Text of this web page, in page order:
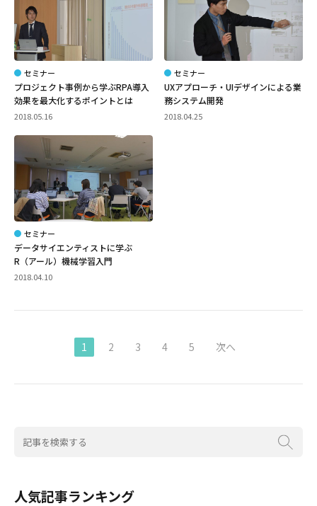
セミナー
プロジェクト事例から学ぶRPA導入
効果を最大化するポイントとは
2018.05.16
セミナー
UXアプローチ・UIデザインによる業
務システム開発
2018.04.25
セミナー
データサイエンティストに学ぶ
R（アール）機械学習入門
2018.04.10
1 2 3 4 5 次へ
人気記事ランキング